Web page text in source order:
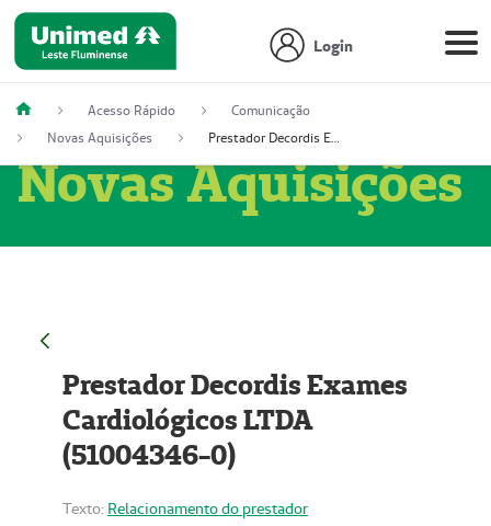
Login
Acesso Rápido
Comunicação
Novas Aquisições
Prestador Decordis Exames Cardiológicos LTDA (51004346-0)
Novas Aquisições
Prestador Decordis Exames
Cardiológicos LTDA
(51004346-0)
Texto: Relacionamento do prestador